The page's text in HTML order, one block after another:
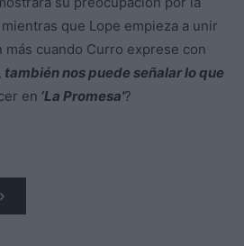
que Lope empieza a unir
cuando Curro exprese con
nos puede señalar lo que
en ‘La Promesa'?